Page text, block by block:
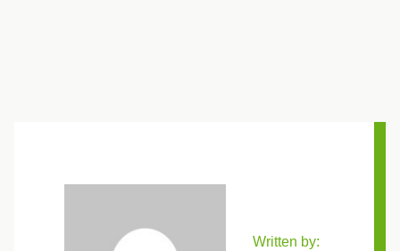
Written by: